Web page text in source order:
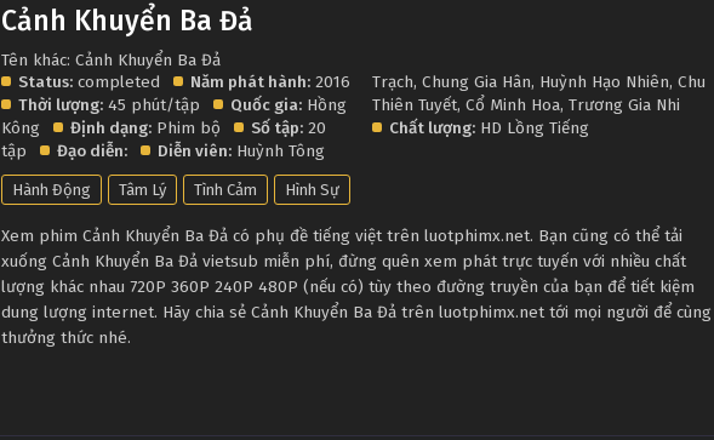
Cảnh Khuyển Ba Đả
Tên khác: Cảnh Khuyển Ba Đả
Status: completed Năm phát hành: 2016
Thời lượng: 45 phút/tập Quốc gia: Hồng
Kông
Định dạng: Phim bộ Số tập: 20
tập
Đạo diễn: Diễn viên: Huỳnh Tông
Trạch, Chung Gia Hân, Huỳnh Hạo Nhiên, Chu
Thiên Tuyết, Cổ Minh Hoa, Trương Gia Nhi
Chất lượng: HD Lồng Tiếng
Hành Động Tâm Lý Tình Cảm Hình Sự
Xem phim Cảnh Khuyển Ba Đả có phụ đề tiếng việt trên luotphimx.net. Bạn cũng có thể tải
xuống Cảnh Khuyển Ba Đả vietsub miễn phí, đừng quên xem phát trực tuyến với nhiều chất
lượng khác nhau 720P 360P 240P 480P (nếu có) tùy theo đường truyền của bạn để tiết kiệm
dung lượng internet. Hãy chia sẻ Cảnh Khuyển Ba Đả trên luotphimx.net tới mọi người để cùng
thưởng thức nhé.